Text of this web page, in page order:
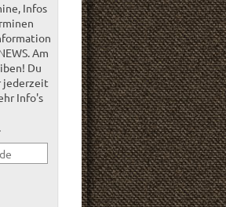
Infos
Am
Du
jederzeit
.